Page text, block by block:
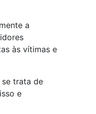
a
às vítimas e
se trata de
e